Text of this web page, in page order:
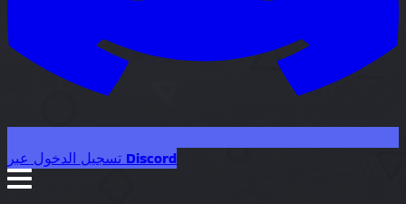
تسجيل الدخول عبر Discord